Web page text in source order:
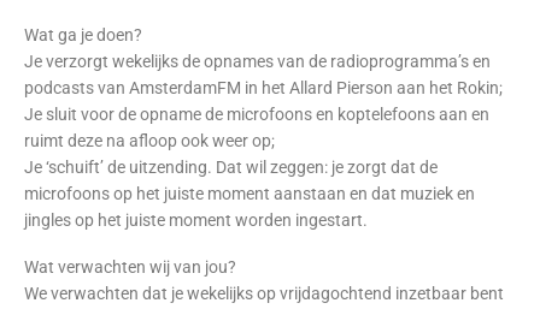
Wat ga je doen?
Je verzorgt wekelijks de opnames van de radioprogramma’s en
podcasts van AmsterdamFM in het Allard Pierson aan het Rokin;
Je sluit voor de opname de microfoons en koptelefoons aan en
ruimt deze na afloop ook weer op;
Je ‘schuift’ de uitzending. Dat wil zeggen: je zorgt dat de
microfoons op het juiste moment aanstaan en dat muziek en
jingles op het juiste moment worden ingestart.
Wat verwachten wij van jou?
We verwachten dat je wekelijks op vrijdagochtend inzetbaar bent